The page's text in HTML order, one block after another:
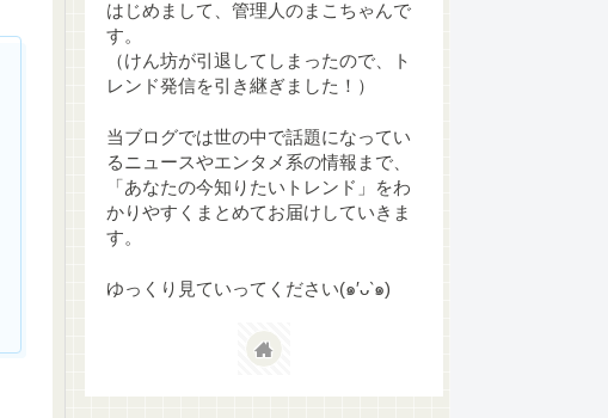
はじめまして、管理人のまこちゃんで
す。
（けん坊が引退してしまったので、ト
レンド発信を引き継ぎました！）
当ブログでは世の中で話題になってい
るニュースやエンタメ系の情報まで、
「あなたの今知りたいトレンド」をわ
かりやすくまとめてお届けしていきま
す。
ゆっくり見ていってください(๑′ᴗ‵๑)